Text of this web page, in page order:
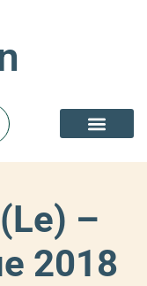
–
2018